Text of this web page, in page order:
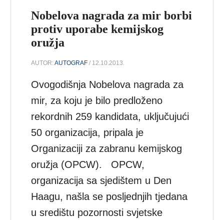
Nobelova nagrada za mir borbi
protiv uporabe kemijskog
oružja
AUTOR:AUTOGRAF / 12.10.2013.
Ovogodišnja Nobelova nagrada za
mir, za koju je bilo predloženo
rekordnih 259 kandidata, uključujući
50 organizacija, pripala je
Organizaciji za zabranu kemijskog
oružja (OPCW). OPCW,
organizacija sa sjedištem u Den
Haagu, našla se posljednjih tjedana
u središtu pozornosti svjetske